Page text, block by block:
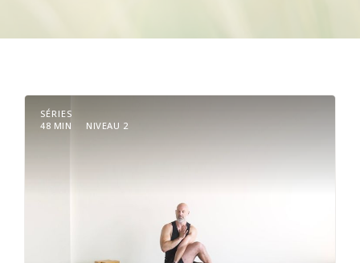
SÉRIES
48 MIN
NIVEAU 2